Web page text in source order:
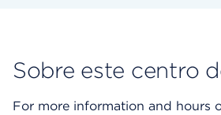
Sobre este centro
For more information and hours